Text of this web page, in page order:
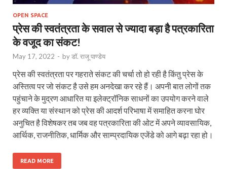
OPEN SPACE
प्रेस की स्वतंत्रता के सवाल से ज्यादा बड़ा है पत्रकारिता
के वजूद का संकट!
May 17, 2022 - byडॉ. राजू पाण्डेय
प्रेस की स्वतंत्रता पर गहराते संकट की चर्चा तो हो रही है किंतु प्रेस के
अस्तित्व पर जो संकट है उसे हम अनदेखा कर रहे हैं। अपनी बात लोगों तक
पहुंचाने के मुद्रण आधारित या इलेक्ट्रॉनिक साधनों का उपयोग करने वाले
हर व्यक्ति या संस्थान को प्रेस की आदर्श परिभाषा में समाहित करना घोर
अनुचित है विशेषकर तब जब वह पत्रकारिता की ओट में अपने व्यावसायिक,
आर्थिक, राजनीतिक, धार्मिक और साम्प्रदायिक एजेंडे को आगे बढ़ा रहा हो।
READ MORE